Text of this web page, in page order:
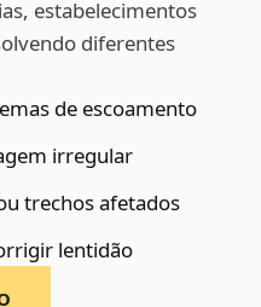
estabelecimentos
diferentes
de escoamento
irregular
trechos afetados
lentidão